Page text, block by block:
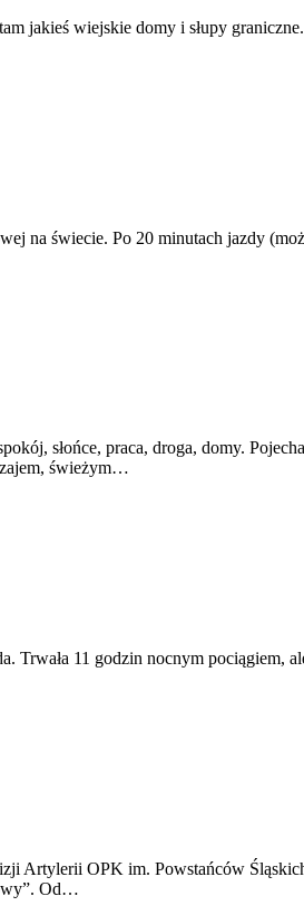
jakieś wiejskie domy i słupy
na świecie. Po 20 minutach jazdy
słońce, praca, droga, domy.
świeżym…
11 godzin nocnym pociągiem,
Artylerii OPK im. Powstańców
Od…